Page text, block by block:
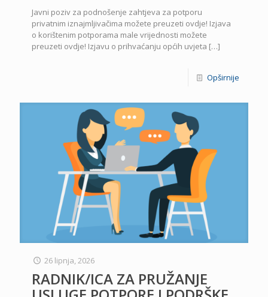
Javni poziv za podnošenje zahtjeva za potporu
privatnim iznajmljivačima možete preuzeti ovdje! Izjava
o korištenim potporama male vrijednosti možete
preuzeti ovdje! Izjavu o prihvaćanju općih uvjeta […]
Opširnije
26 lipnja, 2026
RADNIK/ICA ZA PRUŽANJE